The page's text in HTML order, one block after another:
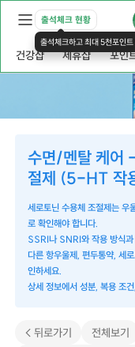
출석체크 현황
출석체크하고 최대 5천포인
건강샵 제휴샵 포인
수면/멘탈 케어
절제 (5-HT 작
세로토닌 수용체 조절제는 우
로 확인해야 합니다.
SSRI나 SNRI와 작용 방식과
다른 항우울제, 편두통약, 세
인하세요.
상세 정보에서 성분, 복용 조
< 뒤로가기 전체보기